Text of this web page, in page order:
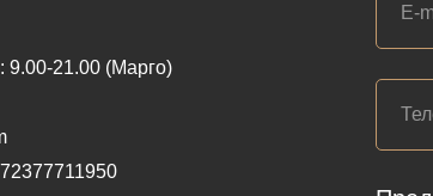
9.00-21.00 (Марго)